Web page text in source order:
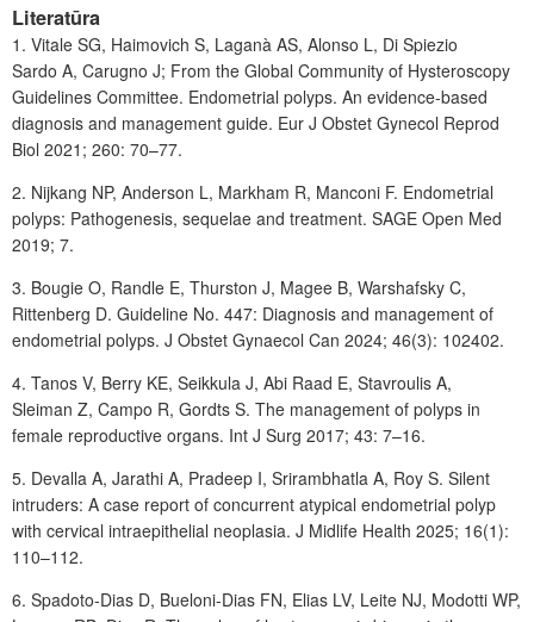
Literatūra
1. Vitale SG, Haimovich S, Laganà AS, Alonso L, Di Spiezio
Sardo A, Carugno J; From the Global Community of Hysteroscopy
Guidelines Committee. Endometrial polyps. An evidence-based
diagnosis and management guide. Eur J Obstet Gynecol Reprod
Biol 2021; 260: 70–77.
2. Nijkang NP, Anderson L, Markham R, Manconi F. Endometrial
polyps: Pathogenesis, sequelae and treatment. SAGE Open Med
2019; 7.
3. Bougie O, Randle E, Thurston J, Magee B, Warshafsky C,
Rittenberg D. Guideline No. 447: Diagnosis and management of
endometrial polyps. J Obstet Gynaecol Can 2024; 46(3): 102402.
4. Tanos V, Berry KE, Seikkula J, Abi Raad E, Stavroulis A,
Sleiman Z, Campo R, Gordts S. The management of polyps in
female reproductive organs. Int J Surg 2017; 43: 7–16.
5. Devalla A, Jarathi A, Pradeep I, Srirambhatla A, Roy S. Silent
intruders: A case report of concurrent atypical endometrial polyp
with cervical intraepithelial neoplasia. J Midlife Health 2025; 16(1):
110–112.
6. Spadoto-Dias D, Bueloni-Dias FN, Elias LV, Leite NJ, Modotti WP,